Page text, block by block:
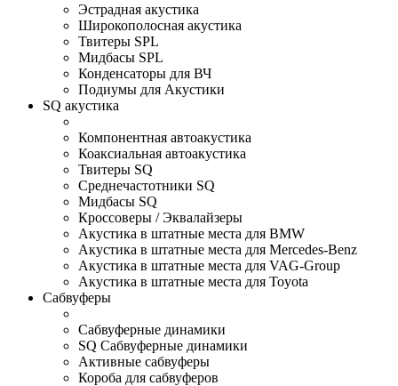
Эстрадная акустика
Широкополосная акустика
Твитеры SPL
Мидбасы SPL
Конденсаторы для ВЧ
Подиумы для Акустики
SQ акустика
Компонентная автоакустика
Коаксиальная автоакустика
Твитеры SQ
Среднечастотники SQ
Мидбасы SQ
Кроссоверы / Эквалайзеры
Акустика в штатные места для BMW
Акустика в штатные места для Mercedes-Benz
Акустика в штатные места для VAG-Group
Акустика в штатные места для Toyota
Сабвуферы
Сабвуферные динамики
SQ Сабвуферные динамики
Активные сабвуферы
Короба для сабвуферов